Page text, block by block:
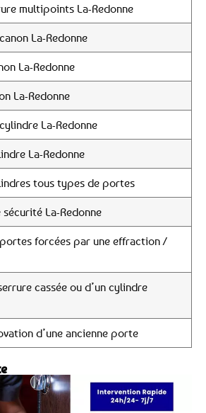
multipoints La-Redonne
La-Redonne
La-Redonne
La-Redonne
La-Redonne
La-Redonne
tous types de portes
La-Redonne
forcées par une effraction /
cassée ou d’un cylindre
d’une ancienne porte